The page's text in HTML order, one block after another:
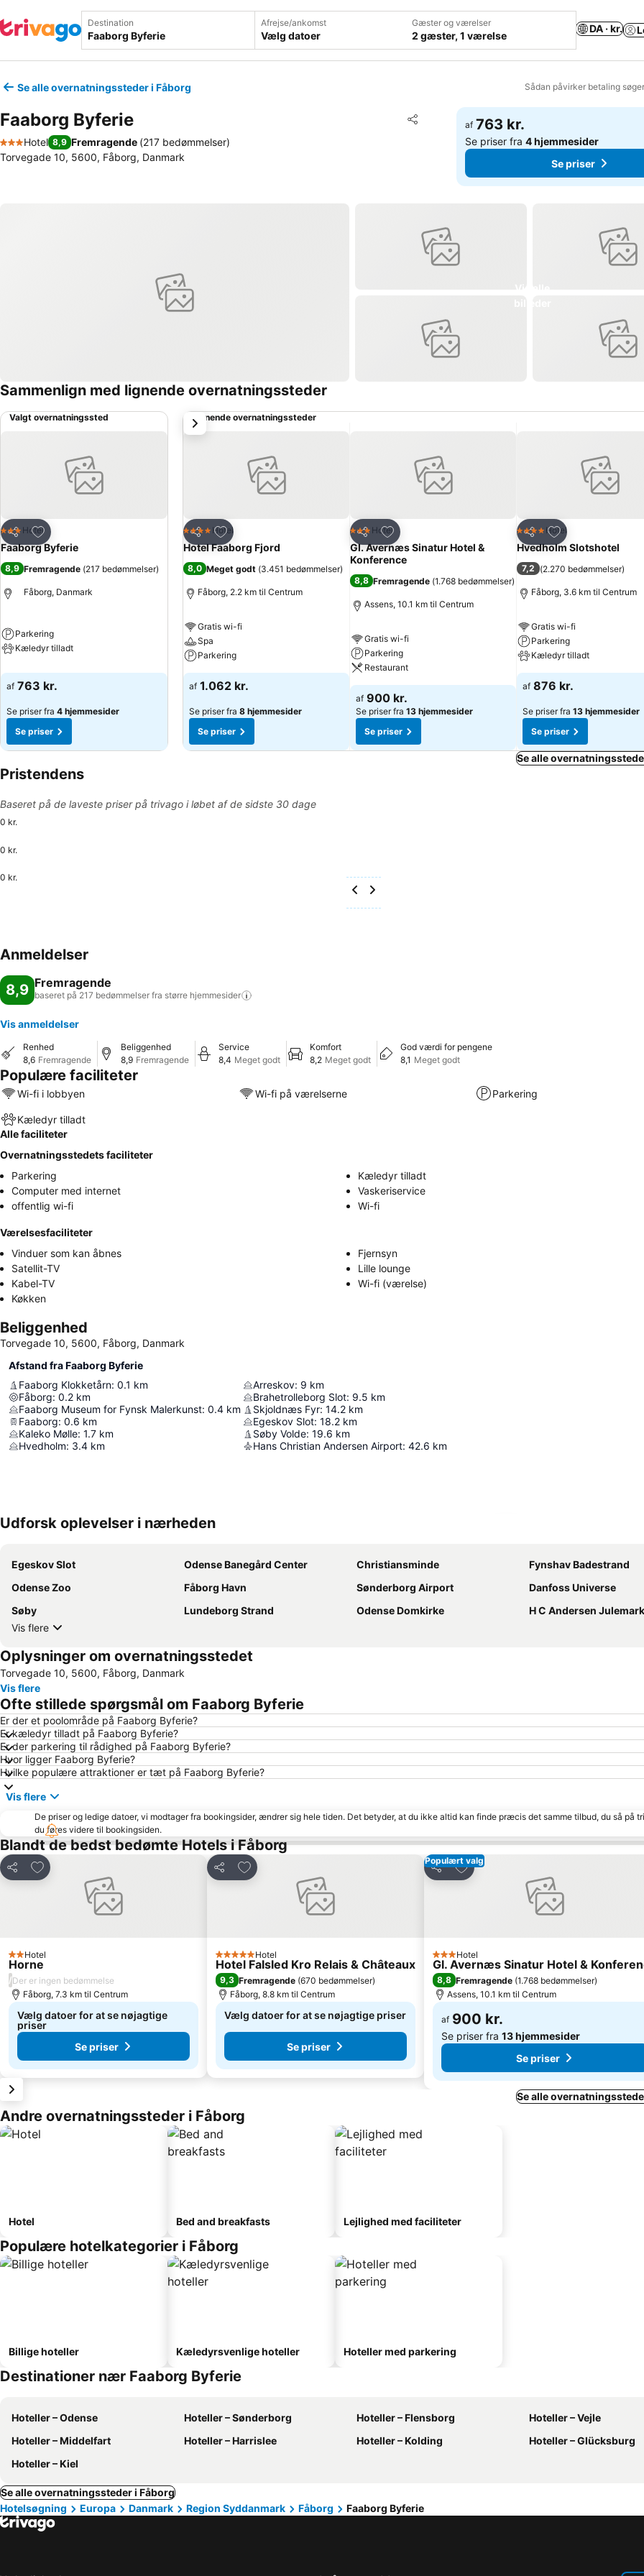
Destination Afrejse/ankomst
Vælg datoer
Gæster og værelser
2 gæster, 1 værelse
DA · kr.
Se alle overnatningssteder i Fåborg Sådan påvirker betaling
Faaborg Byferie Del
Føj til favoritter
3 Stjerner
Hotel 8,9 Fremragende (217 bedømmelser)
Torvegade 10, 5600, Fåborg, Danmark
af 763 kr.
Se priser fra4 hjemmesider
Se priser
Sammenlign med lignende overnatningssteder
Valgt overnatningssted
Del
Føj til favoritter
3 Stjerner
Hotel
Faaborg Byferie
8,9 Fremragende (217 bedømmelser)
Fåborg, Danmark
Parkering
Kæledyr tilladt
af 763 kr.
Se priser fra 4 hjemmesider
Se priser
Lignende overnatningssteder
Del
Føj til favoritter
4 StjernerHotel
Hotel Faaborg Fjord
8,0 Meget godt (3.451 bedømmelser)
Fåborg, 2.2 km til Centrum
Gratis wi-fi
Spa
Parkering
af 1.062 kr.
Se priser fra 8 hjemmesider
Se priser
Del
Føj til favoritter
3 Stjerner
Hotel
Gl. Avernæs Sinatur Hotel &
Konference
8,8 Fremragende (1.768 bedømmelser)
Assens, 10.1 km til Centrum
Gratis wi-fi
Parkering
Restaurant
af 900 kr.
Se priser fra 13 hjemmesider
Se priser
Del
Føj til favoritter
4 StjernerHotel
Hvedholm Slotshotel
7,2 (2.270 bedømmelser)
Fåborg, 3.6 km til Centrum
Gratis wi-fi
Parkering
Kæledyr tilladt
af 876 kr.
Se priser fra 13 hjemmesider
Se priser
næste
Se alle
Pristendens
Baseret på de laveste priser på trivago i løbet af de sidste 30 dage
0 kr.
0 kr.
0 kr.
Anmeldelser
8,9 Fremragende
baseret på 217 bedømmelser fra større hjemmesider
Vis anmeldelser
Renhed
8,6 Fremragende
Beliggenhed
8,9 Fremragende
Service
8,4 Meget godt
Komfort
8,2 Meget godt
God værdi for pengene
8,1 Meget godt
Populære faciliteter
Wi-fi i lobbyen Wi-fi på værelserne Parkering
Kæledyr tilladt
Alle faciliteter
Overnatningsstedets faciliteter
Parkering
Kæledyr tilladt
Computer med internet
Vaskeriservice
offentlig wi-fi
Wi-fi
Værelsesfaciliteter
Vinduer som kan åbnes
Fjernsyn
Satellit-TV
Lille lounge
Kabel-TV
Wi-fi (værelse)
Køkken
Beliggenhed
Torvegade 10, 5600, Fåborg, Danmark
Afstand fra Faaborg Byferie
Faaborg Klokketårn: 0.1 km
Fåborg: 0.2 km
Faaborg Museum for Fynsk Malerkunst: 0.4 km
Faaborg: 0.6 km
Kaleko Mølle: 1.7 km
Hvedholm: 3.4 km
Arreskov: 9 km
Brahetrolleborg Slot: 9.5 km
Skjoldnæs Fyr: 14.2 km
Egeskov Slot: 18.2 km
Søby Volde: 19.6 km
Hans Christian Andersen Airport: 42.6 km
Udforsk oplevelser i nærheden
Egeskov Slot Odense Banegård Center Christiansminde
Fynshav Badestrand
Odense Zoo
Fåborg Havn Sønderborg Airport
Danfoss Universe
Søby
Lundeborg Strand Odense Domkirke
H C Andersen
Vis flere
Oplysninger om overnatningsstedet
Torvegade 10, 5600, Fåborg, Danmark
Vis flere
Ofte stillede spørgsmål om Faaborg Byferie
Er der et poolområde på Faaborg Byferie?
Er kæledyr tilladt på Faaborg Byferie?
Er der parkering til rådighed på Faaborg Byferie?
Hvor ligger Faaborg Byferie?
Hvilke populære attraktioner er tæt på Faaborg Byferie?
Vis flere
De priser og ledige datoer, vi modtager fra bookingsider, ændrer sig hele tiden. Det betyder, at du ikke altid kan finde præcis det samme tilbud, du så på
du føres videre til bookingsiden.
Blandt de bedst bedømte Hotels i Fåborg
Del
Føj til favoritter
2 Stjerner
Hotel
Horne
/Der er ingen bedømmelse
Fåborg, 7.3 km til Centrum
Vælg datoer for at se nøjagtige
priser
Se priser
Del
Føj til favoritter
5 StjernerHotel
Hotel Falsled Kro Relais & Châteaux
9,3 Fremragende (670 bedømmelser)
Fåborg, 8.8 km til Centrum
Vælg datoer for at se nøjagtige priser
Se priser
Populært valg
Del
Føj til favoritter
3 Stjerner
Hotel
Gl. Avernæs Sinatur Hotel &
8,8 Fremragende (1.768 bedømmelser)
Assens, 10.1 km til Centrum
af 900 kr.
Se priser fra 13 hjemmesider
Se priser
Se alle
Andre overnatningssteder i Fåborg
Hotel Bed and breakfasts Lejlighed med faciliteter
Populære hotelkategorier i Fåborg
Billige hoteller Kæledyrsvenlige hoteller Hoteller med parkering
Destinationer nær Faaborg Byferie
Hoteller – Odense Hoteller – Sønderborg Hoteller – Flensborg
Hoteller – Vejle
Hoteller – Middelfart
Hoteller – Harrislee Hoteller – Kolding
Hoteller – Glücksburg
Hoteller – Kiel
Se alle overnatningssteder i Fåborg
Hotelsøgning
Europa Danmark Region Syddanmark Fåborg Faaborg Byferie